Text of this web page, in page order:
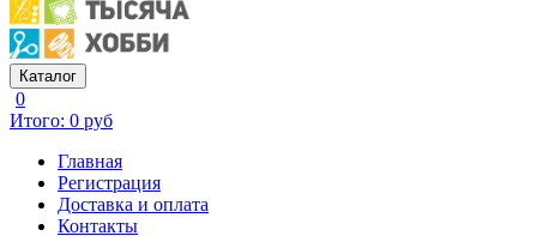
Каталог
0
Итого: 0 руб
Главная
Регистрация
Доставка и оплата
Контакты